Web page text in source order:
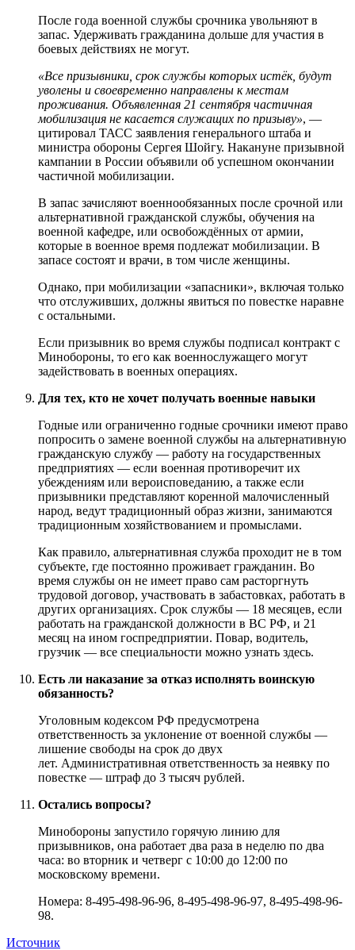
После года военной службы срочника увольняют в
запас. Удерживать гражданина дольше для участия в
боевых действиях не могут.
«Все призывники, срок службы которых истёк, будут
уволены и своевременно направлены к местам
проживания. Объявленная 21 сентября частичная
мобилизация не касается служащих по призыву», —
цитировал ТАСС заявления генерального штаба и
министра обороны Сергея Шойгу. Накануне призывной
кампании в России объявили об успешном окончании
частичной мобилизации.
В запас зачисляют военнообязанных после срочной или
альтернативной гражданской службы, обучения на
военной кафедре, или освобождённых от армии,
которые в военное время подлежат мобилизации. В
запасе состоят и врачи, в том числе женщины.
Однако, при мобилизации «запасники», включая только
что отслуживших, должны явиться по повестке наравне
с остальными.
Если призывник во время службы подписал контракт с
Минобороны, то его как военнослужащего могут
задействовать в военных операциях.
Для тех, кто не хочет получать военные навыки
Годные или ограниченно годные срочники имеют право
попросить о замене военной службы на альтернативную
гражданскую службу — работу на государственных
предприятиях — если военная противоречит их
убеждениям или вероисповеданию, а также если
призывники представляют коренной малочисленный
народ, ведут традиционный образ жизни, занимаются
традиционным хозяйствованием и промыслами.
Как правило, альтернативная служба проходит не в том
субъекте, где постоянно проживает гражданин. Во
время службы он не имеет право сам расторгнуть
трудовой договор, участвовать в забастовках, работать в
других организациях. Срок службы — 18 месяцев, если
работать на гражданской должности в ВС РФ, и 21
месяц на ином госпредприятии. Повар, водитель,
грузчик — все специальности можно узнать здесь.
Есть ли наказание за отказ исполнять воинскую
обязанность?
Уголовным кодексом РФ предусмотрена
ответственность за уклонение от военной службы —
лишение свободы на срок до двух
лет. Административная ответственность за неявку по
повестке — штраф до 3 тысяч рублей.
Остались вопросы?
Минобороны запустило горячую линию для
призывников, она работает два раза в неделю по два
часа: во вторник и четверг с 10:00 до 12:00 по
московскому времени.
Номера: 8-495-498-96-96, 8-495-498-96-97, 8-495-498-96-
98.
Источник